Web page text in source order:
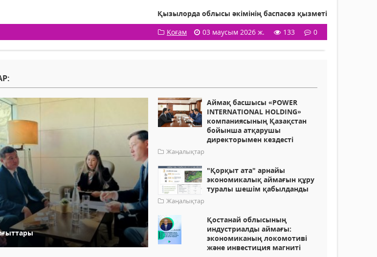
Қызылорда облысы әкімінің баспасөз қызметі
Қоғам
03 маусым 2026 ж. 133 0
Аймақ басшысы «POWER
INTERNATIONAL HOLDING»
компаниясының Қазақстан
бойынша атқарушы
директорымен кездесті
Жаңалықтар
"Қорқыт ата" арнайы
экономикалық аймағын құру
туралы шешім қабылданды
Жаңалықтар
Қостанай облысының
индустриалды аймағы:
экономиканың локомотиві
және инвестиция магниті